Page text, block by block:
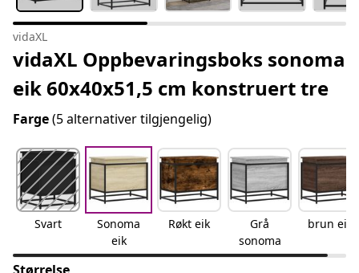
vidaXL
vidaXL Oppbevaringsboks sonoma
eik 60x40x51,5 cm konstruert tre
Farge(5 alternativer tilgjengelig)
Svart
Sonoma
eik
Røkt eik
Grå
sonoma
brun eik